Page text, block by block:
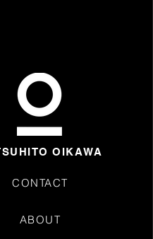
OIKAWA
CONTACT
ABOUT